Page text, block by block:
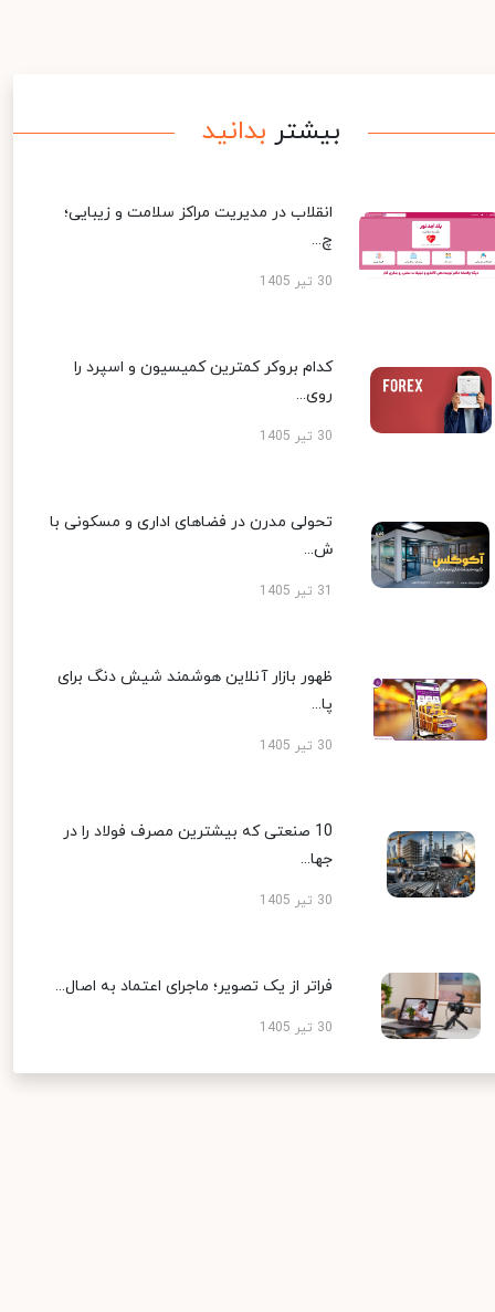
بیشتر بدانید
انقلاب در مدیریت مراکز سلامت و زیبایی؛
چ...
30 تیر 1405
کدام بروکر کمترین کمیسیون و اسپرد را
روی...
30 تیر 1405
تحولی مدرن در فضاهای اداری و مسکونی با
ش...
ظهور بازار آنلاین هوشمند شیش دنگ برای
پا...
30 تیر 1405
10 صنعتی که بیشترین مصرف فولاد را در
جها...
30 تیر 1405
فراتر از یک تصویر؛ ماجرای اعتماد به اصال...
30 تیر 1405